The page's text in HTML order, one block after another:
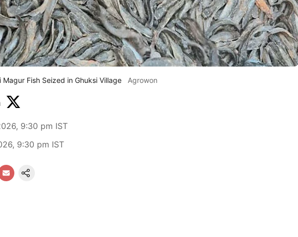
Fish Seized in Ghuksi Village Agrowon
9:30 pm IST
9:30 pm IST